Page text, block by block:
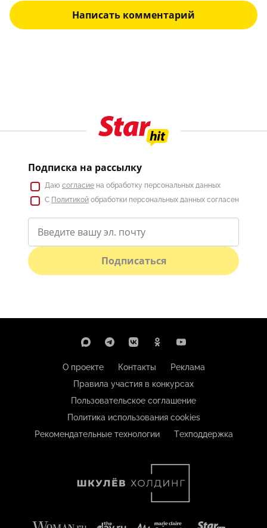
Написать комментарий
Подписка на рассылку
Даю согласие на обработку персональных данных
С Политикой обработки персональных данных согласен
Подписаться
О проекте Контакты
Реклама
Правила участия в конкурсах
Пользовательское соглашение
Политика использования cookies
Рекомендательные технологии
Техподдержка